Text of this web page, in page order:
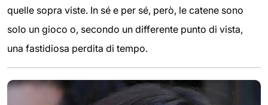
quelle sopra viste. In sé e per sé, però, le catene sono
solo un gioco o, secondo un differente punto di vista,
una fastidiosa perdita di tempo.